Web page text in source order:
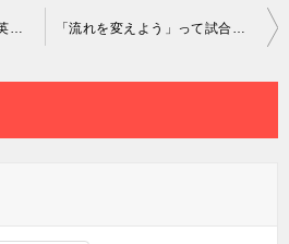
某有名大手英会話教室、「英会話の○○」３年間勤務時代の思い出の品と、絶対英語が伸びない人の特徴はズバリ…！ 「流れを変えよう」って試合やグループでの話でよく聞くけど、英語で何て言うの？